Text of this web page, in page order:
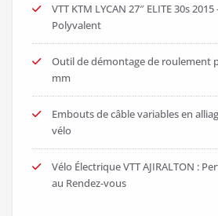
VTT KTM LYCAN 27″ ELITE 30s
Polyvalent
Outil de démontage de roulement
mm
Embouts de câble variables en
vélo
Vélo Électrique VTT AJIRALTON :
au Rendez-vous